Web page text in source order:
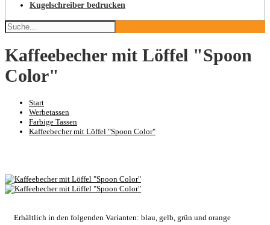
Kugelschreiber bedrucken
Kaffeebecher mit Löffel "Spoon
Color"
Start
Werbetassen
Farbige Tassen
Kaffeebecher mit Löffel "Spoon Color"
Erhältlich in den folgenden Varianten: blau, gelb, grün und orange